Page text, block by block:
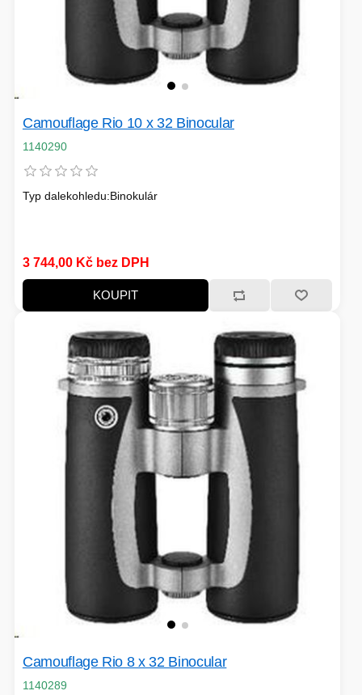
Camouflage Rio 10 x 32 Binocular
1140290
Typ dalekohledu:Binokulár
3 744,00 Kč bez DPH
KOUPIT
Camouflage Rio 8 x 32 Binocular
1140289